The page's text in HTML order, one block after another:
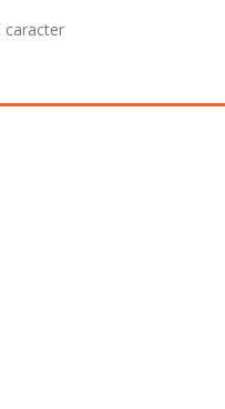
caracter